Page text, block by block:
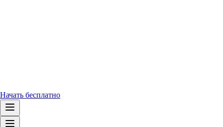
Начать бесплатно